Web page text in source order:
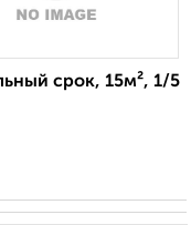
срок, 15м², 1/5